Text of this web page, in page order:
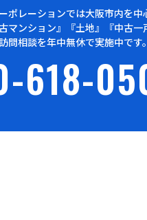
ポレーションでは大阪市内を中
マンション』『土地』『中古一
相談を年中無休で実施中です。
618-